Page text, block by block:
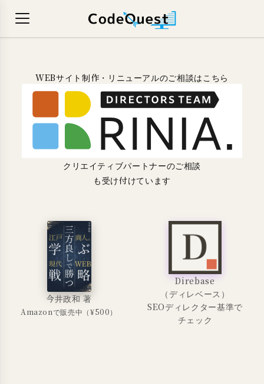
今井政和 著
Amazonで販売中（¥500）
WEBサイト制作・リニューアルのご相談はこちら
クリエイティブパートナーのご相談
も受け付けています
Direbase
（ディレベース）
SEOディレクター基準で
チェック